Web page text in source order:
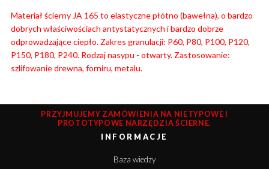
Materiał ścierny JA 165 to elastyczne płótno (bawełna), o bardzo
dobrych właściwościach antystatycznych i bardzo dobrze
odprowadzające ciepło. Zakres granulacji: P60, P80, P100, P120,
P150, P180, P240. Rodzaj nasypu - otwarty. Zastosowanie:
szlifowanie drewna, forniru, metalu.
PRZYJMUJEMY ZAMÓWIENIA NA NIETYPOWE I
PROTOTYPOWE NARZĘDZIA ŚCIERNE.
INFORMACJE
Baza wiedzy